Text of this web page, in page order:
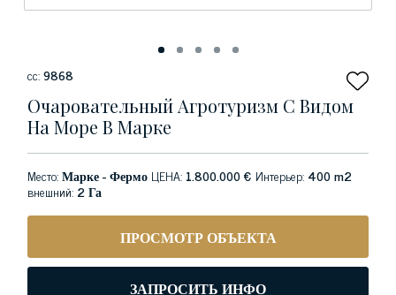
сс:9868
Очаровательный Агротуризм С Видом
На Море В Марке
Место:Марке - Фермо ЦЕНА: 1.800.000 € Интерьер: 400 m2
внешний: 2 Га
ПРОСМОТР ОБЪЕКТА
ЗАПРОСИТЬ ИНФО